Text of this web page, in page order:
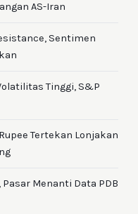
AS-Iran
Sentimen
Tinggi, S&P
Tertekan Lonjakan
Menanti Data PDB